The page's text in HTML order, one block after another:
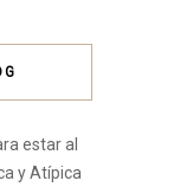
estar al
y Atípica